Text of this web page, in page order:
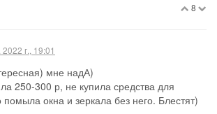
8
2022 г., 19:01
мне надА)
250-300 р, не купила средства для
помыла окна и зеркала без него. Блестят)